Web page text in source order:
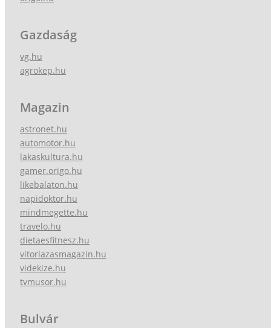
Gazdaság
vg.hu
agrokep.hu
Magazin
astronet.hu
automotor.hu
lakaskultura.hu
gamer.origo.hu
likebalaton.hu
napidoktor.hu
mindmegette.hu
travelo.hu
dietaesfitnesz.hu
vitorlazasmagazin.hu
videkize.hu
tvmusor.hu
Bulvár